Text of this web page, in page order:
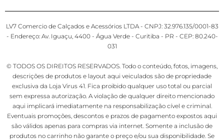
LV7 Comercio de Calçados e Acessórios LTDA - CNPJ: 32.976.135/0001-83
- Endereço: Av. Iguaçu, 4400 - Água Verde - Curitiba - PR - CEP: 80.240-
031
© TODOS OS DIREITOS RESERVADOS. Todo o conteúdo, fotos, imagens,
descrições de produtos e layout aqui veiculados são de propriedade
exclusiva da Loja Virus 41. Fica proibido qualquer uso total ou parcial
sem expressa autorização. A violação de qualquer direito mencionado
aqui implicará imediatamente na responsabilização cível e criminal.
Eventuais promoções, descontos e prazos de pagamento expostos aqui
são válidos apenas para compras via internet. Somente a inclusão de
produtos no carrinho não garante o preço e/ou sua disponibilidade. Se